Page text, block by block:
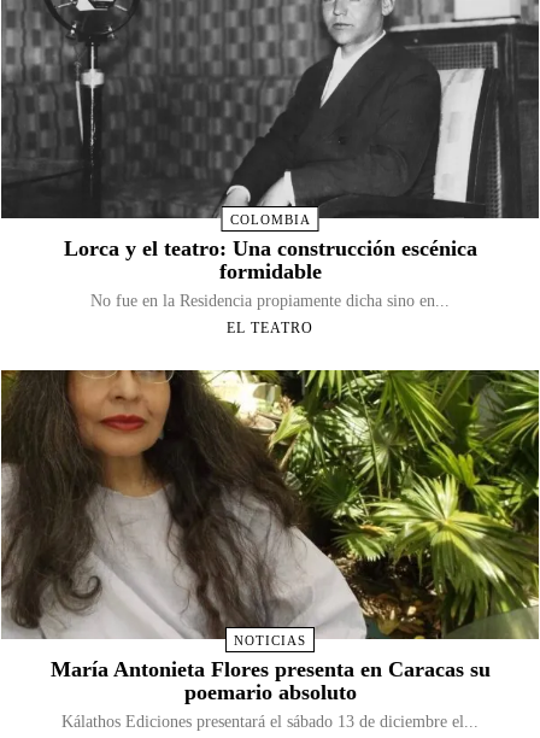
COLOMBIA
Lorca y el teatro: Una construcción escénica
formidable
No fue en la Residencia propiamente dicha sino en...
EL TEATRO
NOTICIAS
María Antonieta Flores presenta en Caracas su
poemario absoluto
Kálathos Ediciones presentará el sábado 13 de diciembre el...